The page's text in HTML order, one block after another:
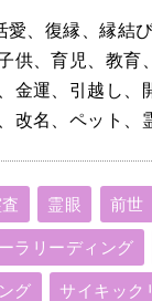
、復縁、縁結
供、育児、教
運、引越し
改名、ペット、
霊眼 前世
ラリーディング
グ サイキック